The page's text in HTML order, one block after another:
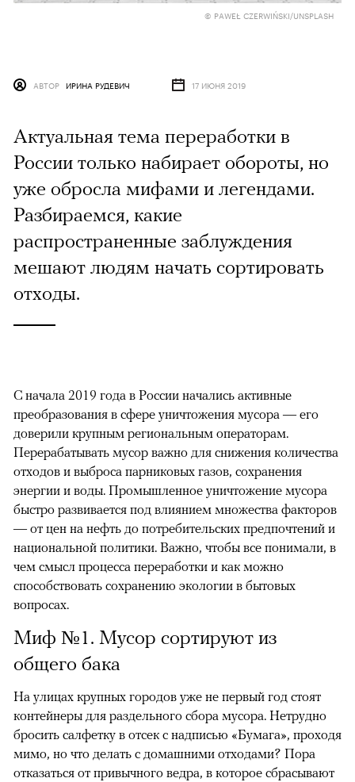
© PAWEŁ CZERWIŃSKI/UNSPLASH
АВТОР ИРИНА РУДЕВИЧ 17 ИЮНЯ 2019
Актуальная тема переработки в
России только набирает обороты, но
уже обросла мифами и легендами.
Разбираемся, какие
распространенные заблуждения
мешают людям начать сортировать
отходы.
С начала 2019 года в России начались активные
преобразования в сфере уничтожения мусора — его
доверили крупным региональным операторам.
Перерабатывать мусор важно для снижения количества
отходов и выброса парниковых газов, сохранения
энергии и воды. Промышленное уничтожение мусора
быстро развивается под влиянием множества факторов
— от цен на нефть до потребительских предпочтений и
национальной политики. Важно, чтобы все понимали, в
чем смысл процесса переработки и как можно
способствовать сохранению экологии в бытовых
вопросах.
Миф №1. Мусор сортируют из
общего бака
На улицах крупных городов уже не первый год стоят
контейнеры для раздельного сбора мусора. Нетрудно
бросить салфетку в отсек с надписью «Бумага», проходя
мимо, но что делать с домашними отходами? Пора
отказаться от привычного ведра, в которое сбрасывают